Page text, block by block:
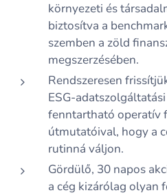
környezeti és
biztosítva a
szemben a zöld
megszerzésében.
Rendszeresen
ESG-
fenntartható operatív
útmutatóival, hogy a
rutinná váljon.
Gördülő, 30 napos
a cég kizárólag olyan